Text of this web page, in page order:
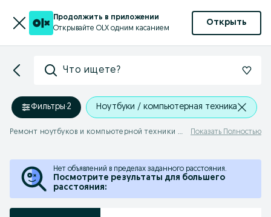
Продолжить в приложении
Открывайте OLX одним касанием
Открыть
Что ищете?
Фильтры·2 Ноутбуки / компьютерная техника
Ремонт ноутбуков и компьютерной техники Аккурган Показать Полностью
Нет объявлений в пределах заданного расстояния.
Посмотрите результаты для большего
расстояния: